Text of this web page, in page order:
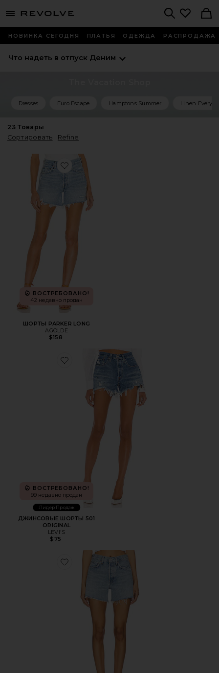
menu - shows more content
НОВИНКА СЕГОДНЯ ПЛАТЬЯ ОДЕЖДА РАСПРОДАЖА
Что надеть в отпуск Деним
Dresses Euro Escape Hamptons Summer Linen
23 Товары
Сортировать
Refine
Favorite ШОРТЫ PARKER LONG
ВОСТРЕБОВАНО!
42 недавно продан
ШОРТЫ PARKER LONG
AGOLDE
$158
Favorite ДЖИНСОВЫЕ ШОРТЫ 501 ORIGINAL
ВОСТРЕБОВАНО!
99 недавно продан
Лидер Продаж
ДЖИНСОВЫЕ ШОРТЫ 501
ORIGINAL
LEVI'S
$75
Favorite ШОРТЫ PARKER